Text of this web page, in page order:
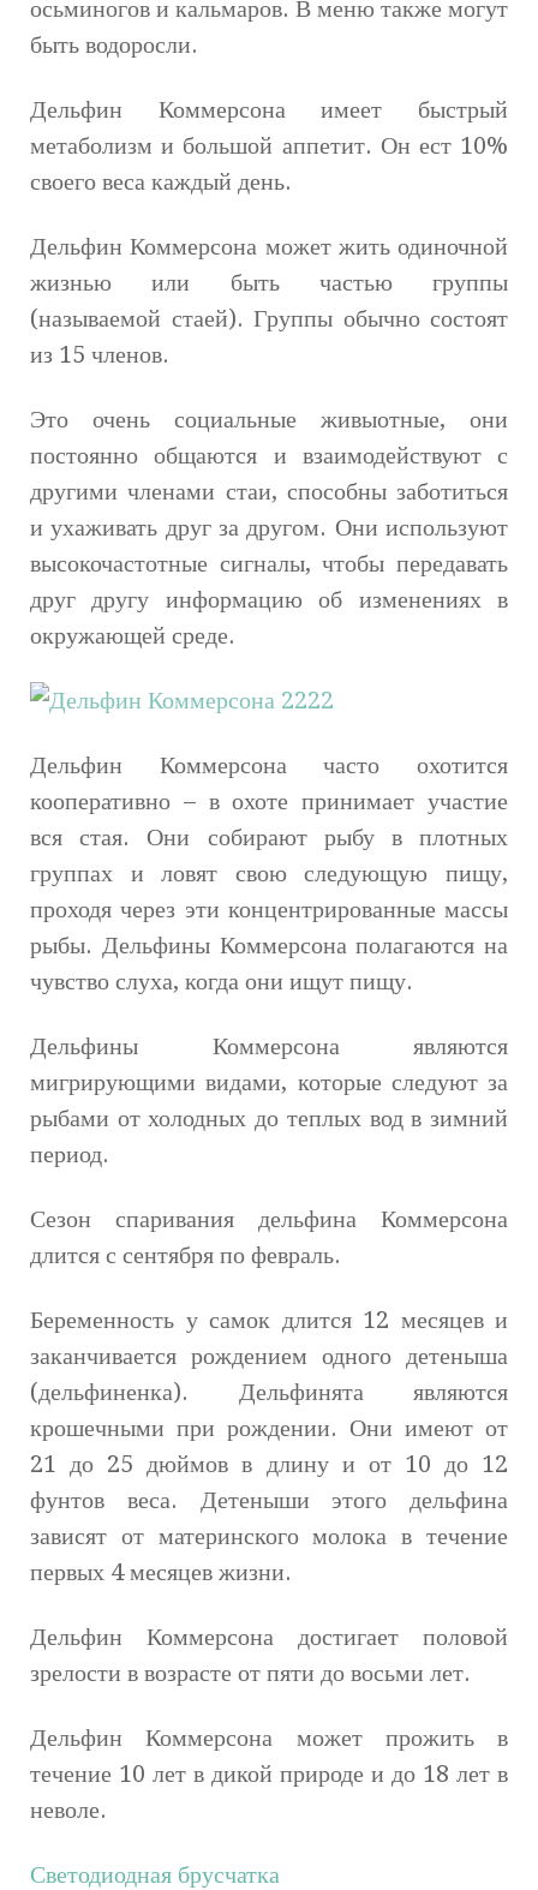
осьминогов и кальмаров. В меню также могут
быть водоросли.
Дельфин Коммерсона имеет быстрый
метаболизм и большой аппетит. Он ест 10%
своего веса каждый день.
Дельфин Коммерсона может жить одиночной
жизнью или быть частью группы
(называемой стаей). Группы обычно состоят
из 15 членов.
Это очень социальные живыотные, они
постоянно общаются и взаимодействуют с
другими членами стаи, способны заботиться
и ухаживать друг за другом. Они используют
высокочастотные сигналы, чтобы передавать
друг другу информацию об изменениях в
окружающей среде.
Дельфин Коммерсона часто охотится
кооперативно – в охоте принимает участие
вся стая. Они собирают рыбу в плотных
группах и ловят свою следующую пищу,
проходя через эти концентрированные массы
рыбы. Дельфины Коммерсона полагаются на
чувство слуха, когда они ищут пищу.
Дельфины Коммерсона являются
мигрирующими видами, которые следуют за
рыбами от холодных до теплых вод в зимний
период.
Сезон спаривания дельфина Коммерсона
длится с сентября по февраль.
Беременность у самок длится 12 месяцев и
заканчивается рождением одного детеныша
(дельфиненка). Дельфинята являются
крошечными при рождении. Они имеют от
21 до 25 дюймов в длину и от 10 до 12
фунтов веса. Детеныши этого дельфина
зависят от материнского молока в течение
первых 4 месяцев жизни.
Дельфин Коммерсона достигает половой
зрелости в возрасте от пяти до восьми лет.
Дельфин Коммерсона может прожить в
течение 10 лет в дикой природе и до 18 лет в
неволе.
Светодиодная брусчатка